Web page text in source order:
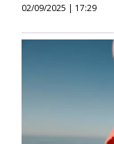
02/09/2025 | 17:29